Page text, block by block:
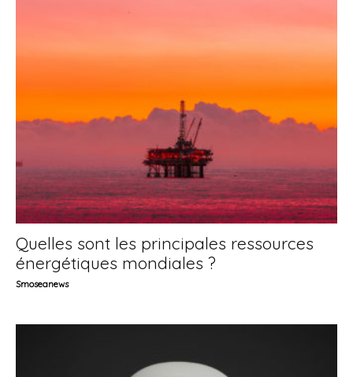
Quelles sont les principales ressources
énergétiques mondiales ?
Smoseanews